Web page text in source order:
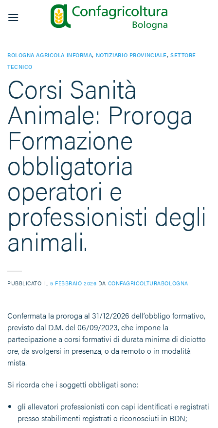
BOLOGNA AGRICOLA INFORMA, NOTIZIARIO PROVINCIALE,SETTORE
TECNICO
Corsi Sanità
Animale: Proroga
Formazione
obbligatoria
operatori e
professionisti degli
animali.
PUBBLICATO IL 5 FEBBRAIO 2026 DA CONFAGRICOLTURABOLOGNA
Confermata la proroga al 31/12/2026 dell’obbligo formativo,
previsto dal D.M. del 06/09/2023, che impone la
partecipazione a corsi formativi di durata minima di diciotto
ore, da svolgersi in presenza, o da remoto o in modalità
mista.
Si ricorda che i soggetti obbligati sono:
gli allevatori professionisti con capi identificati e registrati
presso stabilimenti registrati o riconosciuti in BDN;